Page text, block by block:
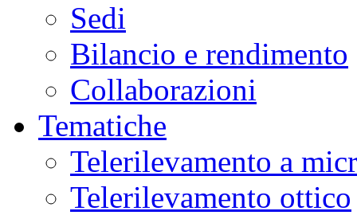
Sedi
Bilancio e rendimento
Collaborazioni
Tematiche
Telerilevamento a
Telerilevamento ottico